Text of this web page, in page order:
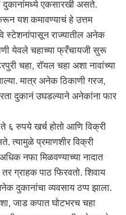
दुकानांमध्ये एकसारखी असते.
यश कमावण्याचं हे उत्तम
स्टेशनांपासून राज्यातील अनेक
येवले चहाच्या फ्रँचायजी सुरू
चहा, रॉयल चहा अशा नावांच्या
मात्र अनेक ठिकाणी गरज,
दुकानं उघडल्याने अनेकांना फार
६ रुपये खर्च होतो आणि विक्री
त्यामुळे प्रमाणशीर विक्री
नफा मिळवण्याच्या नादात
ग्राहक पाठ फिरवतो. शिवाय
दुकानांचा व्यवसाय ठप्प झाला.
जाड कपात घोटभरच चहा